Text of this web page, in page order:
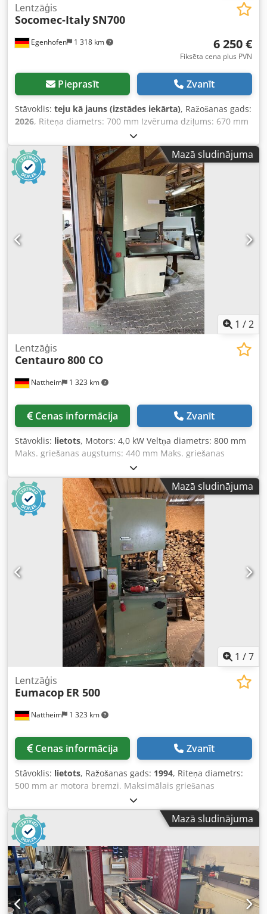
Egenhofen 1 318 km
Lentzāģis
Socomec-ItalySN700
6 250 €
Fiksēta cena plus PVN
Pieprasīt Zvanīt
Stāvoklis: teju kā jauns (izstādes iekārta), Ražošanas gads:
2026, Riteņa diametrs: 700 mm Izvēruma dziļums: 670 mm
Griešanas dziļums: 430 mm Galda slīpums: jā, no 0 līdz
+20° Galda izmērs: 700 x 930 mm Lentas ātrums: 18 m/min
Motora jauda: 3 kW / 400V Motora bremze: jā, automātiska
Putekļu nosūkšanas pieslēgums: 2 x 100 mm Iekārtas
garums: 1260 mm Crjdpfx Aohpl Tqogyjf Iekārtas platums:
750 mm Iekārtas augstums: 2230 mm Svars: 420 kg
Mazā sludinājuma
1 /2
Nattheim 1 323 km
Lentzāģis
Centauro800 CO
Cenas informācija Zvanīt
Stāvoklis: lietots, Motors: 4,0 kW Veltņa diametrs: 800 mm
Maks. griešanas augstums: 440 mm Maks. griešanas
platums: 785 mm Galda augstums: 970 mm Galda izmēri:
1170 x 800 mm Lentas platums: 40 x 7/10 mm Lentas
garums: 5630 mm Nosūkšanas pieslēguma diametrs: 120
mm Izmēri: 1625 x 940 x 2516 mm Svars: 650 kg Credpfx
Aswayzbegyef Noliktavas atrašanās vieta: Nattheim
Mazā sludinājuma
1 /7
Nattheim 1 323 km
Lentzāģis
Eumacop ER 500
Cenas informācija Zvanīt
Stāvoklis: lietots, Ražošanas gads: 1994, Riteņa diametrs:
500 mm ar motora bremzi. Maksimālais griešanas
augstums: 320 mm. Staba puse pa kreisi augšā un apakšā.
APPA vadotnes. Motors: 1,5 kW. Slīps galds. Braukšanas
ierīce. Braukšanas riteņi ar asmeņa sprieguma indikāciju.
Asmens garums: min. 4040 mm, maks. 4140 mm.
Uzglabāšanas vieta: Nattheim. Credowl D S Uopfx Agyef
Mazā sludinājuma